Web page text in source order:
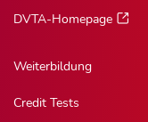
DVTA-Homepage
Weiterbildung
Credit Tests